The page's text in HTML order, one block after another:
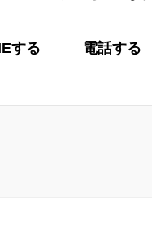
する 電話する